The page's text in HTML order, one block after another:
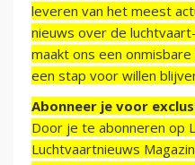
leveren van het meest
nieuws over de
maakt ons een
een stap voor willen
Abonneer je voor
Door je te abonneren op
Luchtvaartnieuws